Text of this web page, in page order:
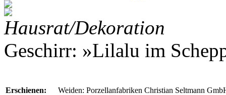
Hausrat/Dekoration
Geschirr: »Lilalu im
Erschienen:
Weiden: Porzellanfabriken Christian Seltmann